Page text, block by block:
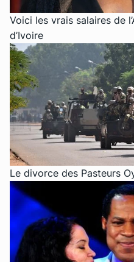
Voici les vrais salaires de
d’Ivoire
Le divorce des Pasteurs